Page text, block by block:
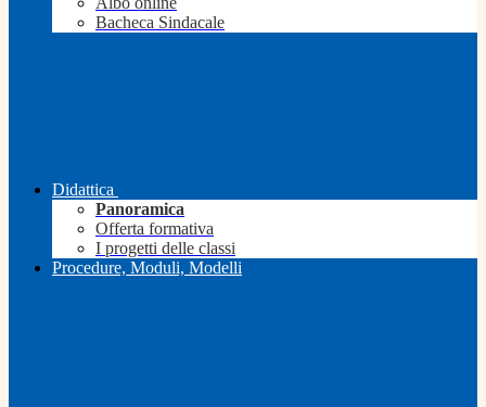
Bacheca Sindacale
Didattica
Panoramica
Offerta formativa
I progetti delle classi
Procedure, Moduli, Modelli